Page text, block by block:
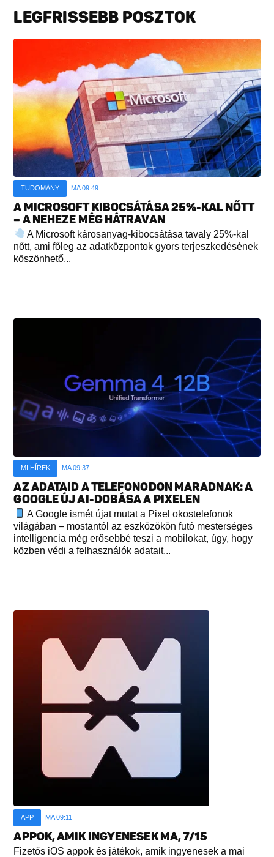
LEGFRISSEBB POSZTOK
TUDOMÁNY MA 09:49
A MICROSOFT KIBOCSÁTÁSA 25%-KAL NŐTT
– A NEHEZE MÉG HÁTRAVAN
A Microsoft károsanyag-kibocsátása tavaly 25%-kal
nőtt, ami főleg az adatközpontok gyors terjeszkedésének
köszönhető...
MI HÍREK MA 09:37
AZ ADATAID A TELEFONODON MARADNAK: A
GOOGLE ÚJ AI-DOBÁSA A PIXELEN
A Google ismét újat mutat a Pixel okostelefonok
világában – mostantól az eszközökön futó mesterséges
intelligencia még erősebbé teszi a mobilokat, úgy, hogy
közben védi a felhasználók adatait...
APP MA 09:11
APPOK, AMIK INGYENESEK MA, 7/15
Fizetős iOS appok és játékok, amik ingyenesek a mai